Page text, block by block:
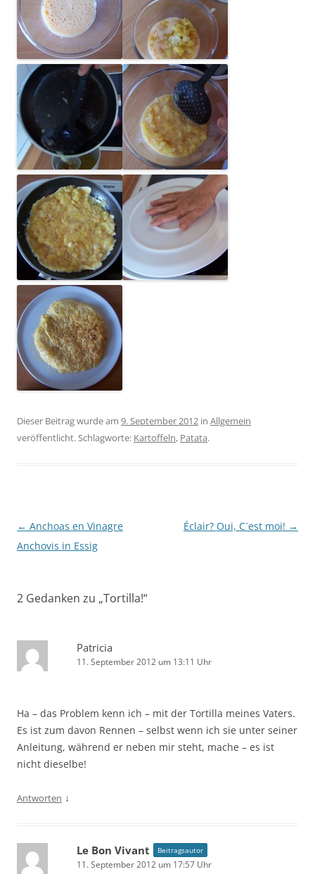
Dieser Beitrag wurde am 9. September 2012 in Allgemein
veröffentlicht. Schlagworte: Kartoffeln, Patata.
Beitragsnavigation
← Anchoas en Vinagre
Anchovis in Essig
Éclair? Oui, C´est moi! →
2 Gedanken zu „Tortilla!“
Patricia
11. September 2012 um 13:11 Uhr
Ha – das Problem kenn ich – mit der Tortilla meines Vaters.
Es ist zum davon Rennen – selbst wenn ich sie unter seiner
Anleitung, während er neben mir steht, mache – es ist
nicht dieselbe!
Antworten ↓
Le Bon Vivant Beitragsautor
11. September 2012 um 17:57 Uhr